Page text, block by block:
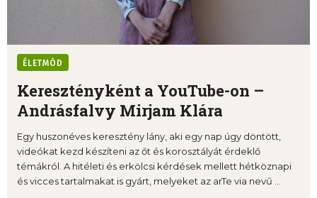
ÉLETMÓD
Keresztényként a YouTube-on –
Andrásfalvy Mirjam Klára
Egy huszonéves keresztény lány, aki egy nap úgy döntött,
videókat kezd készíteni az őt és korosztályát érdeklő
témákról. A hitéleti és erkölcsi kérdések mellett hétköznapi
és vicces tartalmakat is gyárt, melyeket az arTe via nevű ...